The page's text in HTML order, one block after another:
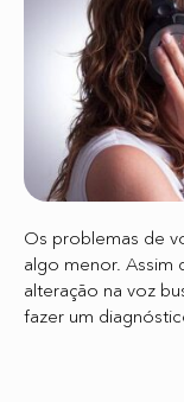
Os problemas de
algo menor. Assim
alteração na voz
fazer um